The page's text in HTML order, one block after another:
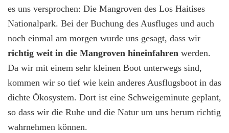
es uns versprochen: Die Mangroven des Los Haitises
Nationalpark. Bei der Buchung des Ausfluges und auch
noch einmal am morgen wurde uns gesagt, dass wir
richtig weit in die Mangroven hineinfahren werden.
Da wir mit einem sehr kleinen Boot unterwegs sind,
kommen wir so tief wie kein anderes Ausflugsboot in das
dichte Ökosystem. Dort ist eine Schweigeminute geplant,
so dass wir die Ruhe und die Natur um uns herum richtig
wahrnehmen können.